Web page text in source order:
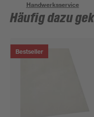
Handwerksservice
Häufig dazu
Bestseller